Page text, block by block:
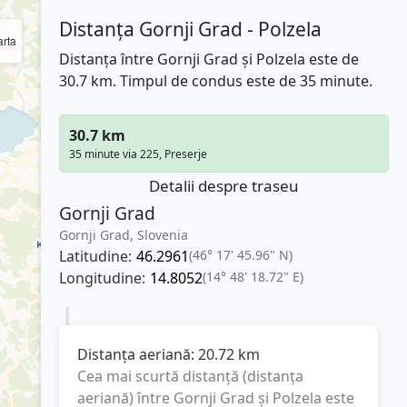
Distanța Gornji Grad - Polzela
Distanța între Gornji Grad și Polzela este de
30.7 km. Timpul de condus este de 35 minute.
30.7 km
35 minute via 225, Preserje
Detalii despre traseu
Gornji Grad
Gornji Grad, Slovenia
Latitudine: 46.2961(46° 17' 45.96" N)
Longitudine: 14.8052(14° 48' 18.72" E)
Distanța aeriană: 20.72 km
Cea mai scurtă distanță (distanța
aeriană) între Gornji Grad și Polzela este